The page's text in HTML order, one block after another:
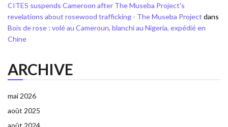
CITES suspends Cameroon after The Museba Project's
revelations about rosewood trafficking - The Museba Project dans
Bois de rose : volé au Cameroun, blanchi au Nigeria, expédié en
Chine
ARCHIVE
mai 2026
août 2025
août 2024